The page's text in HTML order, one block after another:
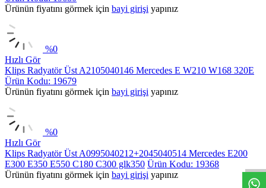
Ürünün fiyatını görmek için bayi girişi yapınız
%0
Hızlı Gör
Klips Radyatör Üst A2105040146 Mercedes E W210 W168 320E
Ürün Kodu: 19679
Ürünün fiyatını görmek için bayi girişi yapınız
%0
Hızlı Gör
Klips Radyatör Üst A0995040212+2045040514 Mercedes E200
E300 E350 E550 C180 C300 glk350 Ürün Kodu: 19368
Ürünün fiyatını görmek için bayi girişi yapınız